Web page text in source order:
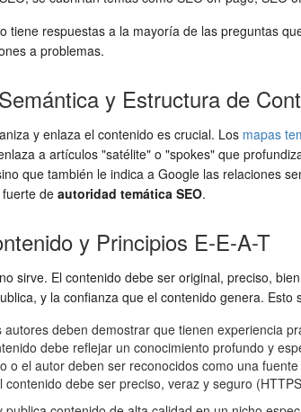
tiene respuestas a la mayoría de las preguntas
a problemas.
y Estructura de
y enlaza el contenido es crucial. Los mapas
a artículos "satélite" o "spokes" que
que también le indica a Google las relaciones
de autoridad temática SEO.
y Principios E-E-A-T
sirve. El contenido debe ser original, preciso,
y la confianza que el contenido genera. Esto
autores deben demostrar que tienen experiencia
debe reflejar un conocimiento profundo y
o el autor deben ser reconocidos como una
contenido debe ser preciso, veraz y seguro